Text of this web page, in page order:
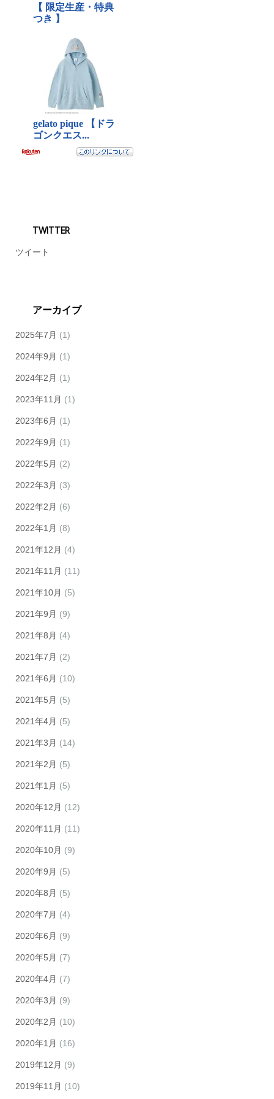
TWITTER
ツイート
アーカイブ
2025年7月 (1)
2024年9月 (1)
2024年2月 (1)
2023年11月 (1)
2023年6月 (1)
2022年9月 (1)
2022年5月 (2)
2022年3月 (3)
2022年2月 (6)
2022年1月 (8)
2021年12月 (4)
2021年11月 (11)
2021年10月 (5)
2021年9月 (9)
2021年8月 (4)
2021年7月 (2)
2021年6月 (10)
2021年5月 (5)
2021年4月 (5)
2021年3月 (14)
2021年2月 (5)
2021年1月 (5)
2020年12月 (12)
2020年11月 (11)
2020年10月 (9)
2020年9月 (5)
2020年8月 (5)
2020年7月 (4)
2020年6月 (9)
2020年5月 (7)
2020年4月 (7)
2020年3月 (9)
2020年2月 (10)
2020年1月 (16)
2019年12月 (9)
2019年11月 (10)